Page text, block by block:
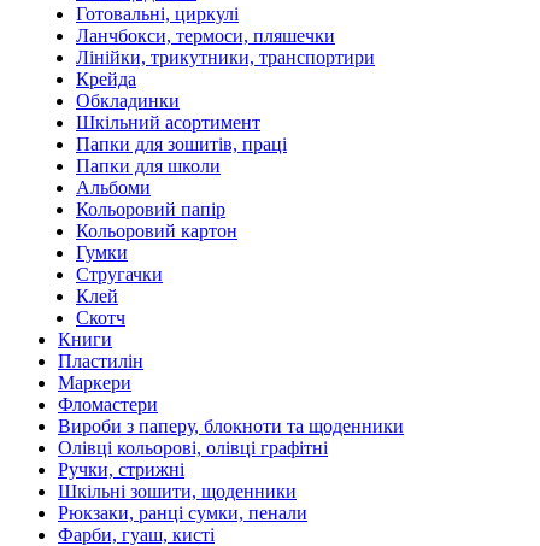
Готовальні, циркулі
Ланчбокси, термоси, пляшечки
Лінійки, трикутники, транспортири
Крейда
Обкладинки
Шкільний асортимент
Папки для зошитів, праці
Папки для школи
Альбоми
Кольоровий папір
Кольоровий картон
Гумки
Стругачки
Клей
Скотч
Книги
Пластилін
Маркери
Фломастери
Вироби з паперу, блокноти та щоденники
Олівці кольорові, олівці графітні
Ручки, стрижні
Шкільні зошити, щоденники
Рюкзаки, ранці сумки, пенали
Фарби, гуаш, кисті